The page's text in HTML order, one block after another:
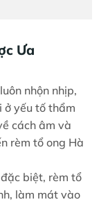
Ưa
nhộn nhịp,
ở yếu tố thẩm
cách âm và
rèm tổ ong Hà
biệt, rèm tổ
làm mát vào